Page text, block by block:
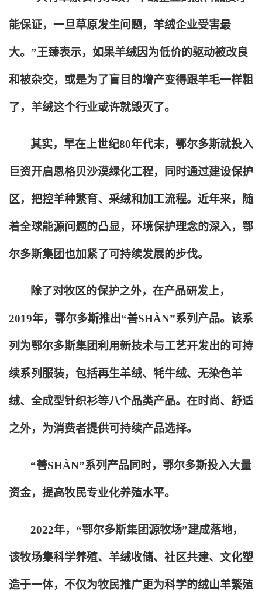
能保证，一旦草原发生问题，羊绒企业受害最
大。”王臻表示，如果羊绒因为低价的驱动被改良
和被杂交，或是为了盲目的增产变得跟羊毛一样粗
了，羊绒这个行业或许就毁灭了。
其实，早在上世纪80年代末，鄂尔多斯就投入
巨资开启恩格贝沙漠绿化工程，同时通过建设保护
区，把控羊种繁育、采绒和加工流程。近年来，随
着全球能源问题的凸显，环境保护理念的深入，鄂
尔多斯集团也加紧了可持续发展的步伐。
除了对牧区的保护之外，在产品研发上，
2019年，鄂尔多斯推出“善SHÀN”系列产品。该系
列为鄂尔多斯集团利用新技术与工艺开发出的可持
续系列服装，包括再生羊绒、牦牛绒、无染色羊
绒、全成型针织衫等八个品类产品。在时尚、舒适
之外，为消费者提供可持续产品选择。
“善SHÀN”系列产品同时，鄂尔多斯投入大量
资金，提高牧民专业化养殖水平。
2022年，“鄂尔多斯集团源牧场”建成落地，
该牧场集科学养殖、羊绒收储、社区共建、文化塑
造于一体，不仅为牧民推广更为科学的绒山羊繁殖